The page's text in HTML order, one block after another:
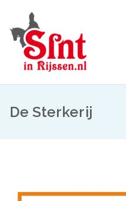
inhoud
De Sterkerij